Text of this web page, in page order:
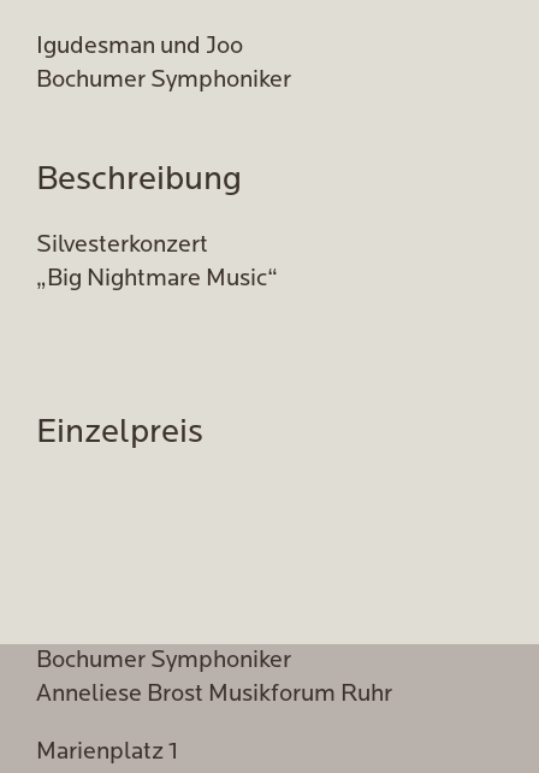
Igudesman und Joo
Bochumer Symphoniker
Beschreibung
Silvesterkonzert
„Big Nightmare Music“
Einzelpreis
Bochumer Symphoniker
Anneliese Brost Musikforum Ruhr
Marienplatz 1